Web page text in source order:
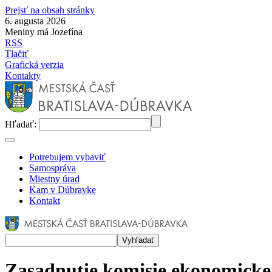
Prejsť na obsah stránky
6. augusta 2026
Meniny má Jozefína
RSS
Tlačiť
Grafická verzia
Kontakty
Hľadať:
Potrebujem vybaviť
Samospráva
Miestny úrad
Kam v Dúbravke
Kontakt